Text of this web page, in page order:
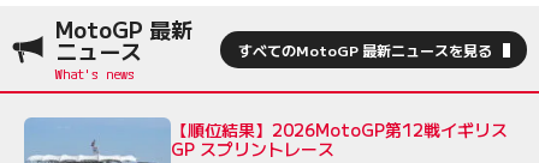
MotoGP 最新
ニュース すべてのMotoGP 最新ニュースを見る
【順位結果】2026MotoGP第12戦イギリス
GP スプリントレース